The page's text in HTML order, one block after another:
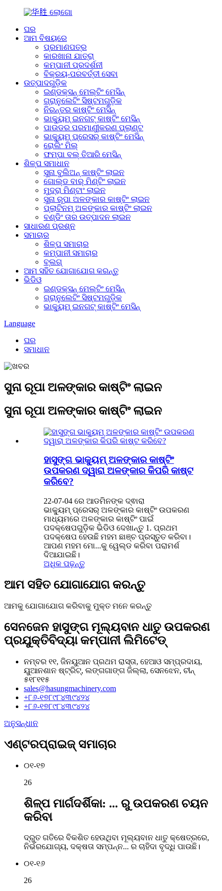
ଘର
ଆମ ବିଷୟରେ
ପ୍ରମାଣପତ୍ର
କାରଖାନା ଯାତ୍ରା
କମ୍ପାନୀ ପ୍ରଦର୍ଶନୀ
ବିକ୍ରୟ-ପରବର୍ତ୍ତୀ ସେବା
ଉତ୍ପାଦଗୁଡ଼ିକ
ଇଣ୍ଡକ୍ସନ୍ ମେଲ୍ଟିଂ ମେସିନ୍
ଗ୍ରାନୁଲେଟିଂ ସିଷ୍ଟମଗୁଡ଼ିକ
ନିରନ୍ତର କାଷ୍ଟିଂ ମେସିନ୍
ଭାକ୍ୟୁମ୍ ଇନଗଟ୍ କାଷ୍ଟିଂ ମେସିନ୍
ପାଉଡର ପରମାଣୁୀକରଣ ପ୍ଲାଣ୍ଟ
ଭାକ୍ୟୁମ୍ ପ୍ରେସର୍ କାଷ୍ଟିଂ ମେସିନ୍
ରୋଲିଂ ମିଲ୍
ଫମ୍ପା ବଲ୍ ତିଆରି ମେସିନ୍
ଶିଳ୍ପ ସମାଧାନ
ସୁନା ବୁଲିଅନ୍ କାଷ୍ଟିଂ ଲାଇନ
ଗୋଲ୍ଡ ବାର୍ ମିଣ୍ଟିଂ ଲାଇନ
ମୁଦ୍ରା ମିଣ୍ଟାଂ ଲାଇନ
ସୁନା ରୂପା ଅଳଙ୍କାର କାଷ୍ଟିଂ ଲାଇନ
ପ୍ଲାଟିନମ୍ ଅଳଙ୍କାର କାଷ୍ଟିଂ ଲାଇନ
ବଣ୍ଡିଂ ତାର ଉତ୍ପାଦନ ଲାଇନ
ସାଧାରଣ ପ୍ରଶ୍ନ
ସମାଚାର
ଶିଳ୍ପ ସମାଚାର
କମ୍ପାନୀ ସମାଚାର
ବ୍ଲଗ୍
ଆମ ସହିତ ଯୋଗାଯୋଗ କରନ୍ତୁ
ଭିଡିଓ
ଇଣ୍ଡକ୍ସନ୍ ମେଲ୍ଟିଂ ମେସିନ୍
ଗ୍ରାନୁଲେଟିଂ ସିଷ୍ଟମଗୁଡ଼ିକ
ଭାକ୍ୟୁମ୍ ଇନଗଟ୍ କାଷ୍ଟିଂ ମେସିନ୍
Language
ଘର
ସମାଧାନ
ସୁନା ରୂପା ଅଳଙ୍କାର କାଷ୍ଟିଂ ଲାଇନ
ସୁନା ରୂପା ଅଳଙ୍କାର କାଷ୍ଟିଂ ଲାଇନ
ହାସୁଙ୍ଗ ଭାକ୍ୟୁମ୍ ଅଳଙ୍କାର କାଷ୍ଟିଂ
ଉପକରଣ ଦ୍ୱାରା ଅଳଙ୍କାର କିପରି କାଷ୍ଟ
କରିବେ?
22-07-04 ରେ ଆଡମିନଙ୍କ ଦ୍ଵାରା
ଭାକ୍ୟୁମ୍ ପ୍ରେସର୍ ଅଳଙ୍କାର କାଷ୍ଟିଂ ଉପକରଣ
ମାଧ୍ୟମରେ ଅଳଙ୍କାର କାଷ୍ଟିଂ ପାଇଁ
ପଦକ୍ଷେପଗୁଡ଼ିକ ଭିଡିଓ ଦେଖାନ୍ତୁ 1. ପ୍ରଥମ
ପଦକ୍ଷେପ ହେଉଛି ମହମ ଛାଞ୍ଚ ପ୍ରସ୍ତୁତ କରିବା।
ଆପଣ ମହମ ମୋ...କୁ ୱେଲ୍ଡ କରିବା ପରାମର୍ଶ
ଦିଆଯାଇଛି।
ଅଧିକ ପଢ଼ନ୍ତୁ
ଆମ ସହିତ ଯୋଗାଯୋଗ କରନ୍ତୁ
ଆମକୁ ଯୋଗାଯୋଗ କରିବାକୁ ମୁକ୍ତ ମନେ କରନ୍ତୁ
ସେନଜେନ ହାସୁଙ୍ଗ ମୂଲ୍ୟବାନ ଧାତୁ ଉପକରଣ
ପ୍ରଯୁକ୍ତିବିଦ୍ୟା କମ୍ପାନୀ ଲିମିଟେଡ୍
ନମ୍ବର ୧୧, ଜିନୟୁଆନ ପ୍ରଥମ ରାସ୍ତା, ହେଆଓ ସମ୍ପ୍ରଦାୟ,
ୟୁଆନଶାନ ଷ୍ଟ୍ରିଟ୍, ଲଙ୍ଗଗାଙ୍ଗ ଜିଲ୍ଲା, ସେନଝେନ, ଚୀନ୍
୫୧୮୧୧୫
sales@hasungmachinery.com
+୮୬-୧୭୮୯୮୪୩୯୪୨୪
+୮୬-୧୭୮୯୮୪୩୯୪୨୪
ଅନୁସନ୍ଧାନ
ଏଣ୍ଟରପ୍ରାଇଜ୍ ସମାଚାର
୦୧-୧୭
26
ଶିଳ୍ପ ମାର୍ଗଦର୍ଶିକା: ... ରୁ ଉପକରଣ ଚୟନ
କରିବା
ଦ୍ରୁତ ଗତିରେ ବିକଶିତ ହେଉଥିବା ମୂଲ୍ୟବାନ ଧାତୁ କ୍ଷେତ୍ରରେ,
ନିର୍ଭରଯୋଗ୍ୟ, ଦକ୍ଷତା ସମ୍ପନ୍ନ... ର ଚାହିଦା ବୃଦ୍ଧି ପାଉଛି।
୦୧-୧୬
26